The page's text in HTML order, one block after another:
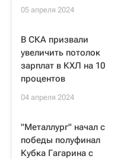
05 апреля 2024
В СКА призвали
увеличить потолок
зарплат в КХЛ на 10
процентов
04 апреля 2024
"Металлург" начал с
победы полуфинал
Кубка Гагарина с